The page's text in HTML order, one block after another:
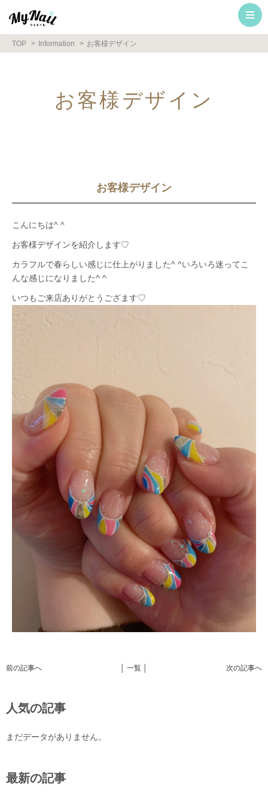
TOP Information お客様デザイン
お客様デザイン
お客様デザイン
こんにちは^ ^
お客様デザインを紹介します♡
カラフルで春らしい感じに仕上がりました^ ^いろいろ迷ってこ
んな感じになりました^ ^
いつもご来店ありがとうござます♡
前の記事へ 次の記事へ
│ 一覧 │
人気の記事
まだデータがありません。
最新の記事